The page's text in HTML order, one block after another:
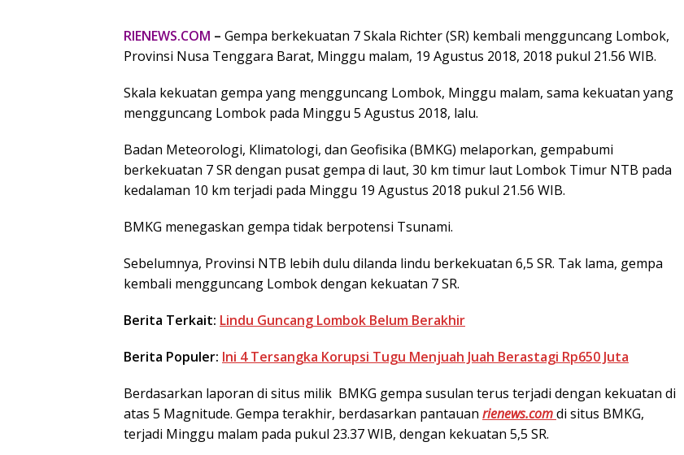
RIENEWS.COM – Gempa berkekuatan 7 Skala Richter (SR) kembali mengguncang Lombok,
Provinsi Nusa Tenggara Barat, Minggu malam, 19 Agustus 2018, 2018 pukul 21.56 WIB.
Skala kekuatan gempa yang mengguncang Lombok, Minggu malam, sama kekuatan yang
mengguncang Lombok pada Minggu 5 Agustus 2018, lalu.
Badan Meteorologi, Klimatologi, dan Geofisika (BMKG) melaporkan, gempabumi
berkekuatan 7 SR dengan pusat gempa di laut, 30 km timur laut Lombok Timur NTB pada
kedalaman 10 km terjadi pada Minggu 19 Agustus 2018 pukul 21.56 WIB.
BMKG menegaskan gempa tidak berpotensi Tsunami.
Sebelumnya, Provinsi NTB lebih dulu dilanda lindu berkekuatan 6,5 SR. Tak lama, gempa
kembali mengguncang Lombok dengan kekuatan 7 SR.
Berita Terkait: Lindu Guncang Lombok Belum Berakhir
Berita Populer: Ini 4 Tersangka Korupsi Tugu Menjuah Juah Berastagi Rp650 Juta
Berdasarkan laporan di situs milik BMKG gempa susulan terus terjadi dengan kekuatan di
atas 5 Magnitude. Gempa terakhir, berdasarkan pantauan rienews.comdi situs BMKG,
terjadi Minggu malam pada pukul 23.37 WIB, dengan kekuatan 5,5 SR.